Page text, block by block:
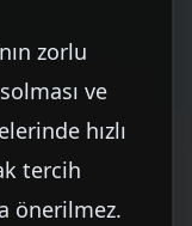
zorlu
ve
hızlı
tercih
önerilmez.